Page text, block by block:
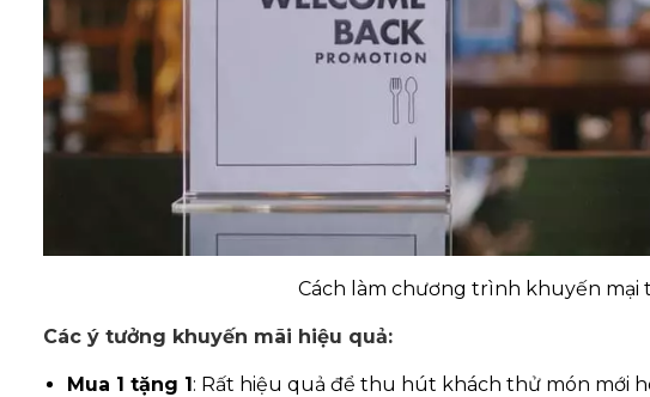
Cách làm chương trình khuyến
Các ý tưởng khuyến mãi hiệu quả:
Mua 1 tặng 1: Rất hiệu quả để thu hút khách thử món mới